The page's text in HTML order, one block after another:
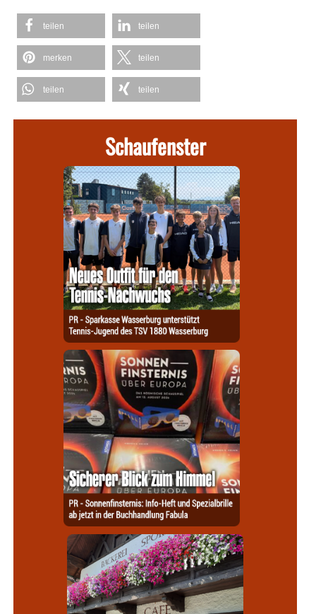
teilen teilen
merken teilen
teilen teilen
Schaufenster